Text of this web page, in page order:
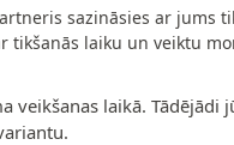
sazināsies ar jums
tikšanās laiku un veiktu
laikā. Tādējādi